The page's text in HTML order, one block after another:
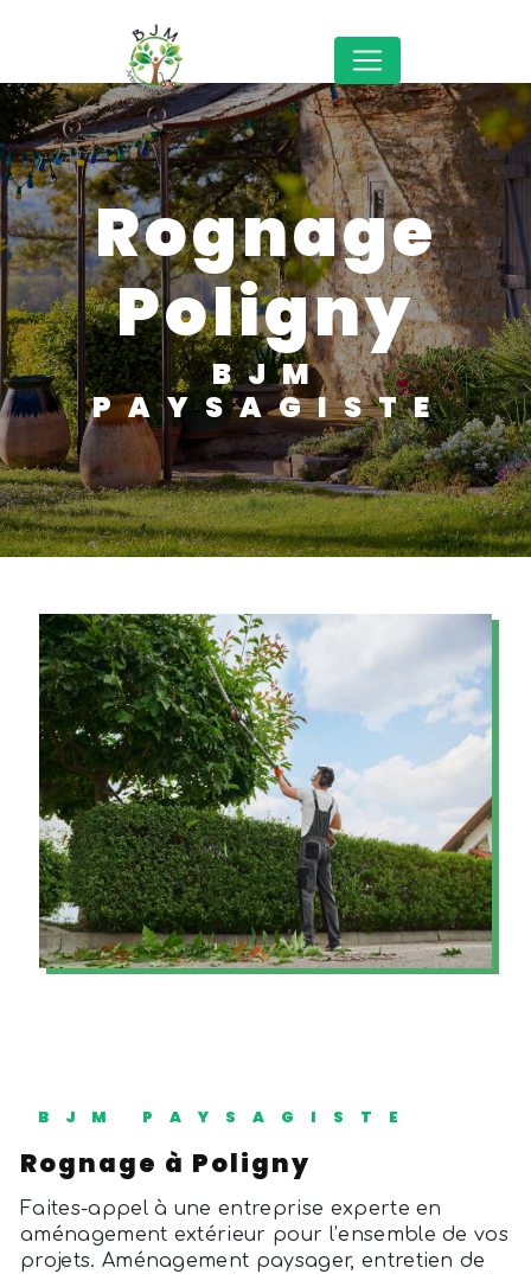
rognage
Poligny
BJM
PAYSAGISTE
BJM PAYSAGISTE
rognage à Poligny
Faites-appel à une entreprise experte en
aménagement extérieur pour l’ensemble de vos
projets. Aménagement paysager, entretien de